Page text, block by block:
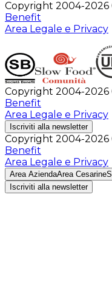
Copyright 2004-2026
Benefit
Area Legale e Privacy
Copyright 2004-2026
Benefit
Area Legale e Privacy
Iscriviti alla newsletter
Copyright 2004-2026
Benefit
Area Legale e Privacy
Area AziendaArea Cesarine
Iscriviti alla newsletter